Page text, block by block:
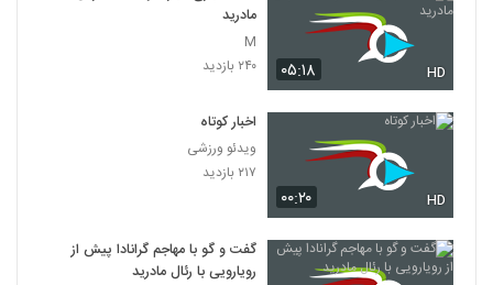
۰۵:۱۸ HD
مادرید
M
۲۴۰ بازدید
۰۰:۲۰ HD
اخبار کوتاه
ویدئو ورزشی
۲۱۷ بازدید
گفت و گو با مهاجم گرانادا پیش از
رویارویی با رئال مادرید